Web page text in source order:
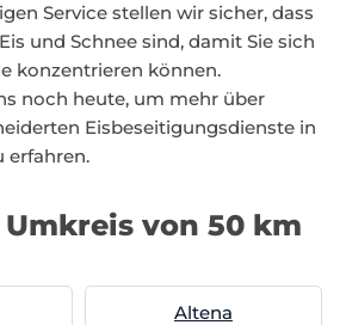
Service stellen wir sicher, dass
und Schnee sind, damit Sie sich
konzentrieren können.
noch heute, um mehr über
Eisbeseitigungsdienste in
erfahren.
von 50 km
Altena